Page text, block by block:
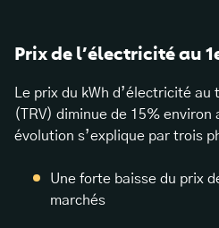
Prix de l’électricité au
Le prix du kWh d’électricité
(TRV) diminue de 15%
évolution s’explique par trois
Une forte baisse du prix
marchés